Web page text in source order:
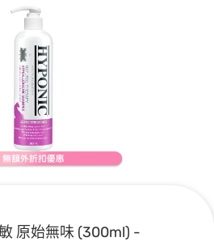
原始無味 (300ml) -